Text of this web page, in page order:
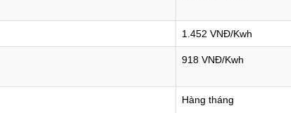
1.452 VNĐ/Kwh
918 VNĐ/Kwh
Hàng tháng